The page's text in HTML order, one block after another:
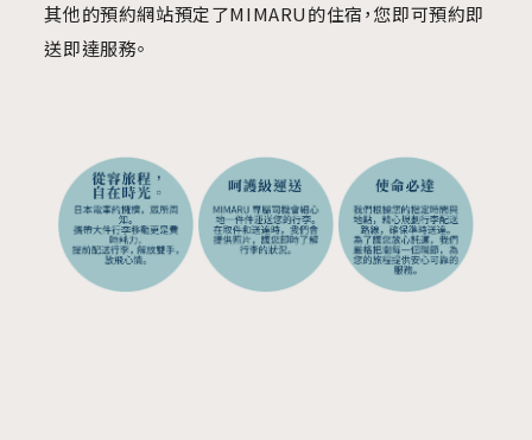
其他的預約網站預定了MIMARU的住宿，您即可預約即
送即達服務。